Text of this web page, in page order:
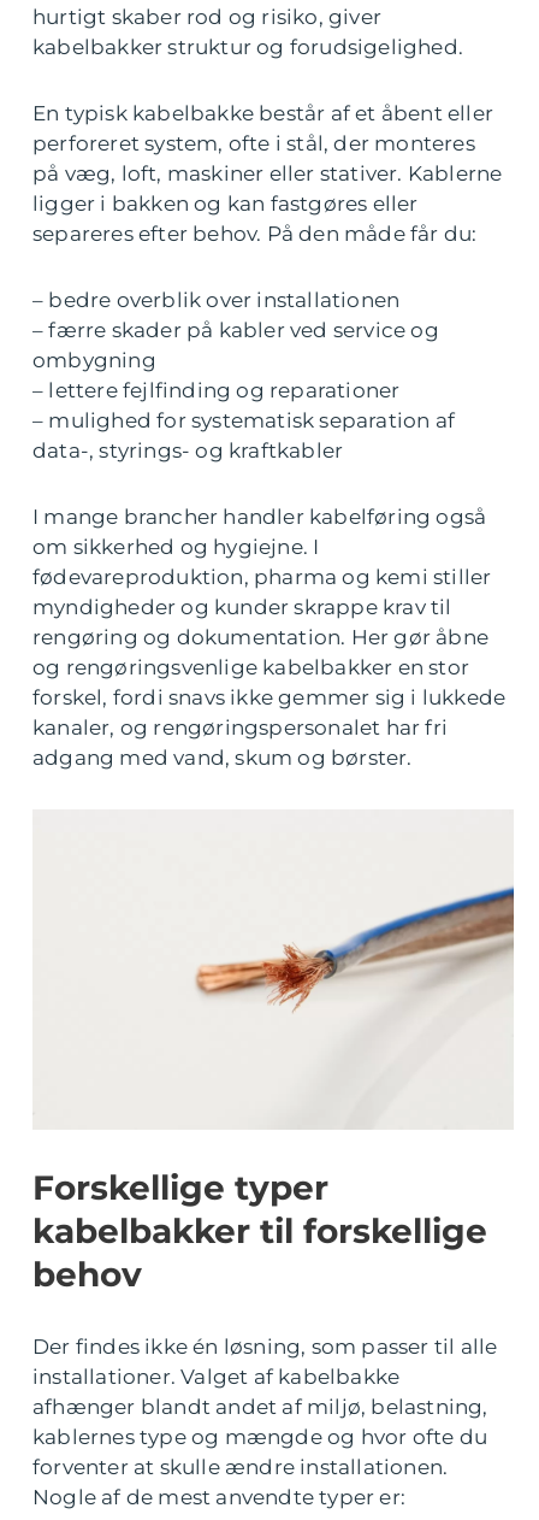
hurtigt skaber rod og risiko, giver
kabelbakker struktur og forudsigelighed.
En typisk kabelbakke består af et åbent eller
perforeret system, ofte i stål, der monteres
på væg, loft, maskiner eller stativer. Kablerne
ligger i bakken og kan fastgøres eller
separeres efter behov. På den måde får du:
– bedre overblik over installationen
– færre skader på kabler ved service og
ombygning
– lettere fejlfinding og reparationer
– mulighed for systematisk separation af
data-, styrings- og kraftkabler
I mange brancher handler kabelføring også
om sikkerhed og hygiejne. I
fødevareproduktion, pharma og kemi stiller
myndigheder og kunder skrappe krav til
rengøring og dokumentation. Her gør åbne
og rengøringsvenlige kabelbakker en stor
forskel, fordi snavs ikke gemmer sig i lukkede
kanaler, og rengøringspersonalet har fri
adgang med vand, skum og børster.
Forskellige typer
kabelbakker til forskellige
behov
Der findes ikke én løsning, som passer til alle
installationer. Valget af kabelbakke
afhænger blandt andet af miljø, belastning,
kablernes type og mængde og hvor ofte du
forventer at skulle ændre installationen.
Nogle af de mest anvendte typer er: